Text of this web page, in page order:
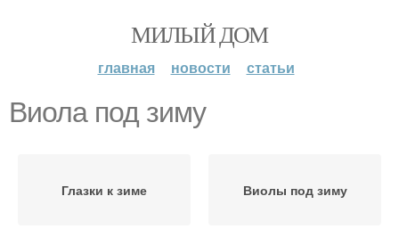
МИЛЫЙ ДОМ
главная новости статьи
Виола под зиму
Глазки к зиме Виолы под зиму